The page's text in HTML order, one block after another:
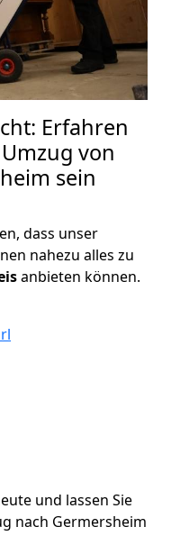
Erfahren
von
sein
dass unser
nahezu alles zu
anbieten können.
und lassen Sie
nach Germersheim